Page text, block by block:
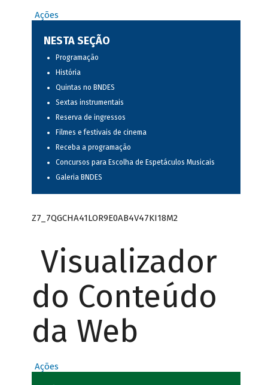
Ações
NESTA SEÇÃO
Programação
História
Quintas no BNDES
Sextas instrumentais
Reserva de ingressos
Filmes e festivais de cinema
Receba a programação
Concursos para Escolha de Espetáculos Musicais
Galeria BNDES
Z7_7QGCHA41LOR9E0AB4V47KI18M2
Visualizador
do Conteúdo
da Web
Ações